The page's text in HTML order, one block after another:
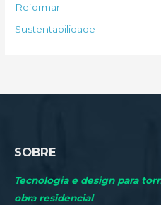
o
r
Reformar
Sustentabilidade
SOBRE
Tecnologia e design para
obra residencial